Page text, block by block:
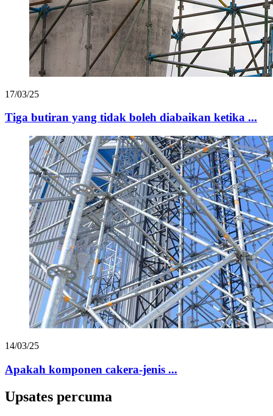
17/03/25
Tiga butiran yang tidak boleh diabaikan ketika ...
14/03/25
Apakah komponen cakera-jenis ...
Upsates percuma